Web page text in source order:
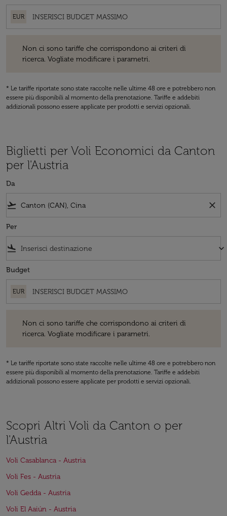
EUR
Non ci sono tariffe che corrispondono ai criteri di
ricerca. Vogliate modificare i parametri.
* Le tariffe riportate sono state raccolte nelle ultime 48 ore e potrebbero non
essere più disponibili al momento della prenotazione. Tariffe e addebiti
addizionali possono essere applicate per prodotti e servizi opzionali.
Biglietti per Voli Economici da Canton
per l'Austria
Da
flight_takeoff close
Per
flight_land keyboard_arrow_down
Budget
EUR
Non ci sono tariffe che corrispondono ai criteri di
ricerca. Vogliate modificare i parametri.
* Le tariffe riportate sono state raccolte nelle ultime 48 ore e potrebbero non
essere più disponibili al momento della prenotazione. Tariffe e addebiti
addizionali possono essere applicate per prodotti e servizi opzionali.
Scopri Altri Voli da Canton o per
l'Austria
Voli Casablanca - Austria
Voli Fes - Austria
Voli Gedda - Austria
Voli El Aaiún - Austria